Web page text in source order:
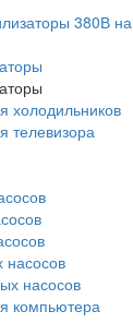
380В на
холодильников
телевизора
насосов
насосов
компьютера